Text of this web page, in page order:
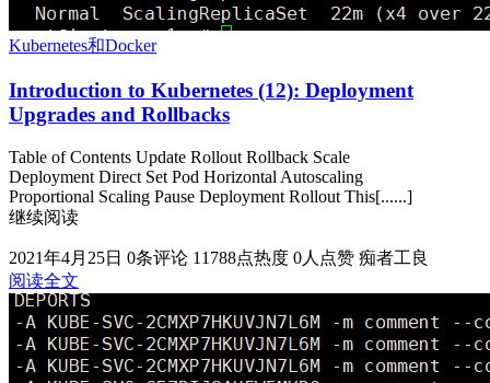
Kubernetes和Docker
Introduction to Kubernetes (12): Deployment
Upgrades and Rollbacks
Table of Contents Update Rollout Rollback Scale
Deployment Direct Set Pod Horizontal Autoscaling
Proportional Scaling Pause Deployment Rollout This[......]
继续阅读
2021年4月25日 0条评论 11788点热度 0人点赞 痴者工良
阅读全文